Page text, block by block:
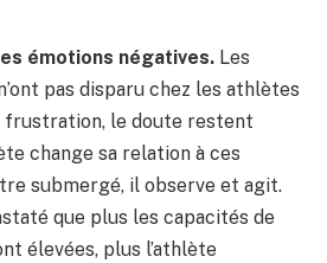
émotions négatives. Les
pas disparu chez les athlètes
frustration, le doute restent
change sa relation à ces
submergé, il observe et agit.
que plus les capacités de
élevées, plus l’athlète